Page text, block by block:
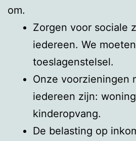
om.
Zorgen voor sociale
iedereen. We
toeslagenstelsel.
Onze voorzieningen
iedereen zijn:
kinderopvang.
De belasting op